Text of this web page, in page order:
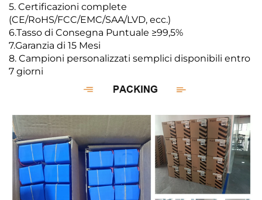
5. Certificazioni complete
(CE/RoHS/FCC/EMC/SAA/LVD, ecc.)
6.Tasso di Consegna Puntuale ≥99,5%
7.Garanzia di 15 Mesi
8. Campioni personalizzati semplici disponibili entro
7 giorni